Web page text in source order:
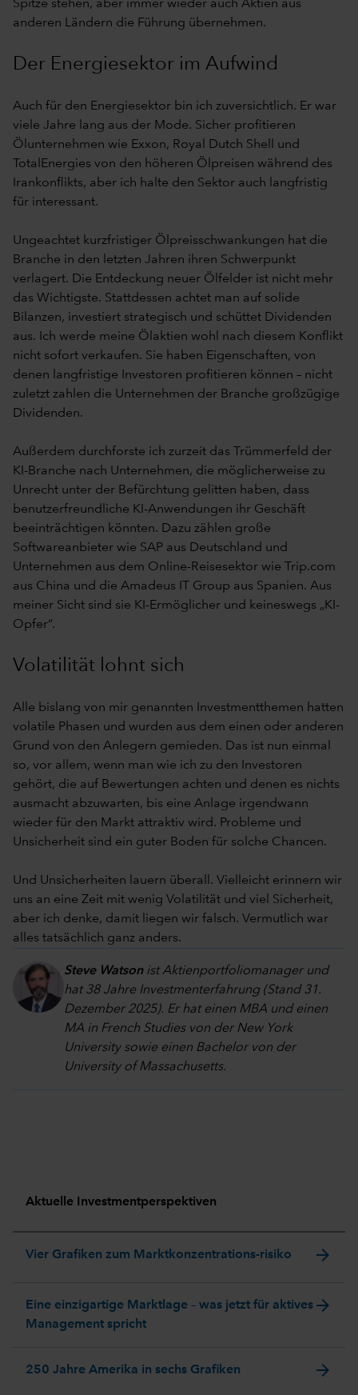
Spitze stehen, aber immer wieder auch Aktien aus
anderen Ländern die Führung übernehmen.
Der Energiesektor im Aufwind
Auch für den Energiesektor bin ich zuversichtlich. Er war
viele Jahre lang aus der Mode. Sicher profitieren
Ölunternehmen wie Exxon, Royal Dutch Shell und
TotalEnergies von den höheren Ölpreisen während des
Irankonflikts, aber ich halte den Sektor auch langfristig
für interessant.
Ungeachtet kurzfristiger Ölpreisschwankungen hat die
Branche in den letzten Jahren ihren Schwerpunkt
verlagert. Die Entdeckung neuer Ölfelder ist nicht mehr
das Wichtigste. Stattdessen achtet man auf solide
Bilanzen, investiert strategisch und schüttet Dividenden
aus. Ich werde meine Ölaktien wohl nach diesem Konflikt
nicht sofort verkaufen. Sie haben Eigenschaften, von
denen langfristige Investoren profitieren können – nicht
zuletzt zahlen die Unternehmen der Branche großzügige
Dividenden.
Außerdem durchforste ich zurzeit das Trümmerfeld der
KI-Branche nach Unternehmen, die möglicherweise zu
Unrecht unter der Befürchtung gelitten haben, dass
benutzerfreundliche KI-Anwendungen ihr Geschäft
beeinträchtigen könnten. Dazu zählen große
Softwareanbieter wie SAP aus Deutschland und
Unternehmen aus dem Online-Reisesektor wie Trip.com
aus China und die Amadeus IT Group aus Spanien. Aus
meiner Sicht sind sie KI-Ermöglicher und keineswegs „KI-
Opfer“.
Volatilität lohnt sich
Alle bislang von mir genannten Investmentthemen hatten
volatile Phasen und wurden aus dem einen oder anderen
Grund von den Anlegern gemieden. Das ist nun einmal
so, vor allem, wenn man wie ich zu den Investoren
gehört, die auf Bewertungen achten und denen es nichts
ausmacht abzuwarten, bis eine Anlage irgendwann
wieder für den Markt attraktiv wird. Probleme und
Unsicherheit sind ein guter Boden für solche Chancen.
Und Unsicherheiten lauern überall. Vielleicht erinnern wir
uns an eine Zeit mit wenig Volatilität und viel Sicherheit,
aber ich denke, damit liegen wir falsch. Vermutlich war
alles tatsächlich ganz anders.
Steve Watsonist Aktienportfoliomanager und
hat 38 Jahre Investmenterfahrung (Stand 31.
Dezember 2025). Er hat einen MBA und einen
MA in French Studies von der New York
University sowie einen Bachelor von der
University of Massachusetts.
Aktuelle Investmentperspektiven
Vier Grafiken zum Marktkonzentrations-risiko arrow_forward
Eine einzigartige Marktlage – was jetzt für aktives
Management spricht
arrow_forward
250 Jahre Amerika in sechs Grafiken arrow_forward